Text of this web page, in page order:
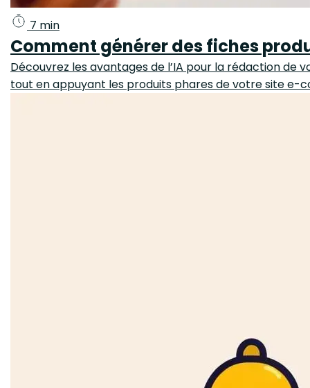
7 min
Comment générer des fiches
Découvrez les avantages de l’IA pour la rédaction
tout en appuyant les produits phares de votre site e-